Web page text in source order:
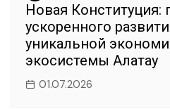
Новая Конституция:
ускоренного
уникальной
экосистемы Алатау
01.07.2026